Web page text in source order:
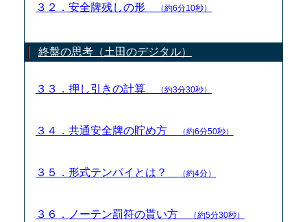
３２．安全牌残しの形 （約6分10秒）
終盤の思考（土田のデジタル）
３３．押し引きの計算 （約3分30秒）
３４．共通安全牌の貯め方 （約6分50秒）
３５．形式テンパイとは？ （約4分）
３６．ノーテン罰符の貰い方 （約5分30秒）